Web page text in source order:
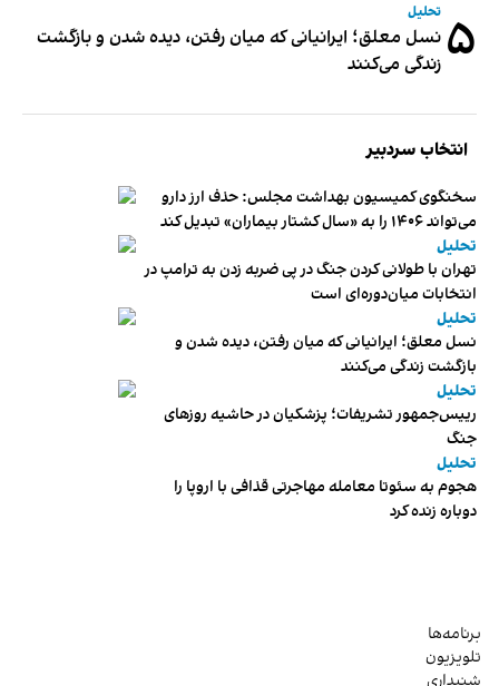
۵ تحلیل
نسل معلق؛ ایرانیانی که میان رفتن، دیده شدن و بازگشت
زندگی می‌کنند
انتخاب سردبیر
سخنگوی کمیسیون بهداشت مجلس: حذف ارز دارو
می‌تواند ۱۴۰۶ را به «سال کشتار بیماران» تبدیل کند
تحلیل
تهران با طولانی کردن جنگ در پی ضربه زدن به ترامپ در
انتخابات میان‌دوره‌ای است
تحلیل
نسل معلق؛ ایرانیانی که میان رفتن، دیده شدن و
بازگشت زندگی می‌کنند
تحلیل
رییس‌جمهور تشریفات؛ پزشکیان در حاشیه روزهای
جنگ
تحلیل
هجوم به سئوتا معامله مهاجرتی قذافی با اروپا را
دوباره زنده کرد
برنامه‌ها
تلویزیون